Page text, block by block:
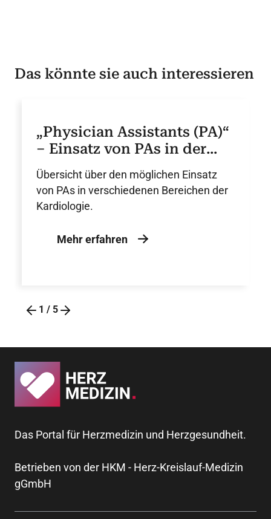
Das könnte sie auch interessieren
„Physician Assistants (PA)“
– Einsatz von PAs in der
Kardiologie – DGK-
Positionspapier
Übersicht über den möglichen Einsatz
von PAs in verschiedenen Bereichen der
Kardiologie.
Mehr erfahren
1 / 5
Das Portal für Herzmedizin und Herzgesundheit.
Betrieben von der HKM - Herz-Kreislauf-Medizin
gGmbH